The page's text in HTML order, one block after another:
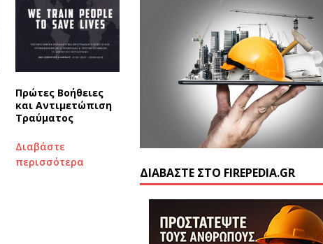
Πρώτες Βοήθειες
και Αντιμετώπιση
Τραύματος
Διαβάστε
περισσότερα
ΔΙΑΒΆΣΤΕ ΣΤΟ FIREPEDIA.GR